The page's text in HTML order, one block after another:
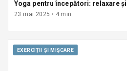
Yoga pentru începători: relaxare
23 mai 2025 • 4 min
EXERCIȚII ȘI MIȘCARE